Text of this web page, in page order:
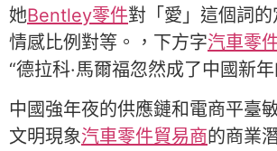
她Bentley零件對「愛」這個詞
情感比例對等。，下方字汽車零
“德拉科·馬爾福忽然成了中國新年
中國強年夜的供應鏈和電商平臺
文明現象汽車零件貿易商的商業